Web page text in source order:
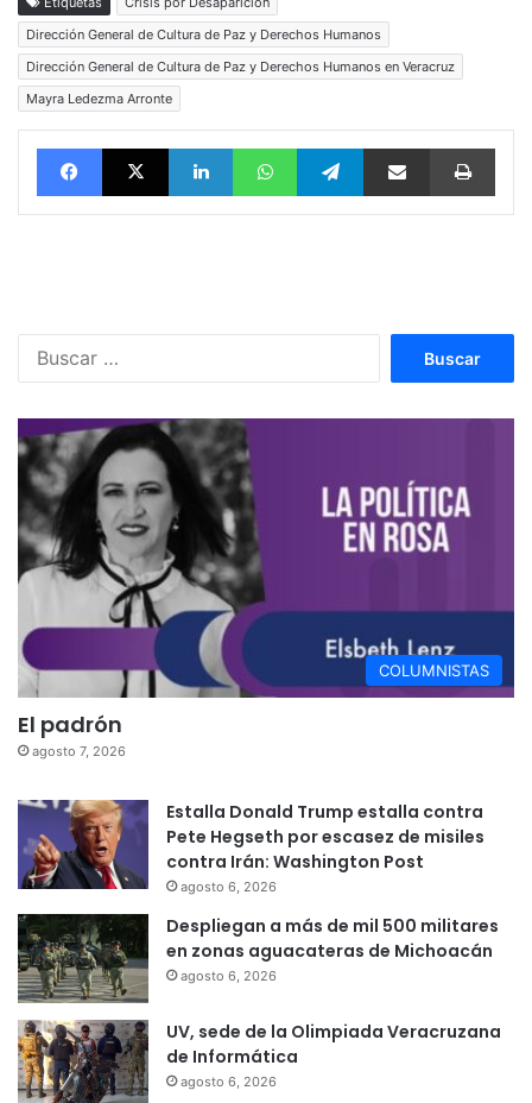
Dirección General de Cultura de Paz y Derechos Humanos
Dirección General de Cultura de Paz y Derechos Humanos en Veracruz
Mayra Ledezma Arronte
FacebookX LinkedInWhatsAppTelegramvía email
COLUMNISTAS
El padrón
agosto 7, 2026
Estalla Donald Trump estalla contra
Pete Hegseth por escasez de misiles
contra Irán: Washington Post
agosto 6, 2026
Despliegan a más de mil 500 militares
en zonas aguacateras de Michoacán
agosto 6, 2026
UV, sede de la Olimpiada Veracruzana
de Informática
agosto 6, 2026